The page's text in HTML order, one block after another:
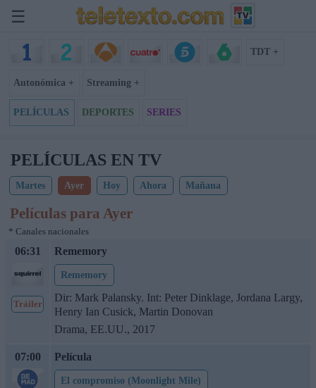
☰
TDT +
Autonómica + Streaming +
PELÍCULAS DEPORTES SERIES
PELÍCULAS EN TV
Martes Ayer Hoy Ahora Mañana
Películas para Ayer
* Canales nacionales
06:31
Tráiler
Rememory
Rememory
Dir: Mark Palansky. Int: Peter Dinklage, Jordana Largy,
Henry Ian Cusick, Martin Donovan
Drama, EE.UU., 2017
07:00 Película
El compromiso (Moonlight Mile)